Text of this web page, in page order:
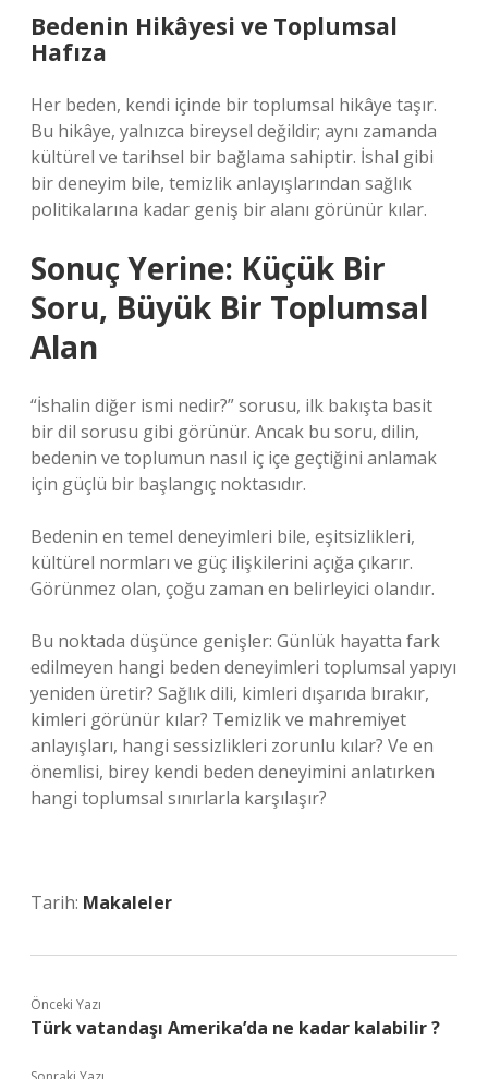
Bedenin Hikâyesi ve Toplumsal
Hafıza
Her beden, kendi içinde bir toplumsal hikâye taşır.
Bu hikâye, yalnızca bireysel değildir; aynı zamanda
kültürel ve tarihsel bir bağlama sahiptir. İshal gibi
bir deneyim bile, temizlik anlayışlarından sağlık
politikalarına kadar geniş bir alanı görünür kılar.
Sonuç Yerine: Küçük Bir
Soru, Büyük Bir Toplumsal
Alan
“İshalin diğer ismi nedir?” sorusu, ilk bakışta basit
bir dil sorusu gibi görünür. Ancak bu soru, dilin,
bedenin ve toplumun nasıl iç içe geçtiğini anlamak
için güçlü bir başlangıç noktasıdır.
Bedenin en temel deneyimleri bile, eşitsizlikleri,
kültürel normları ve güç ilişkilerini açığa çıkarır.
Görünmez olan, çoğu zaman en belirleyici olandır.
Bu noktada düşünce genişler: Günlük hayatta fark
edilmeyen hangi beden deneyimleri toplumsal yapıyı
yeniden üretir? Sağlık dili, kimleri dışarıda bırakır,
kimleri görünür kılar? Temizlik ve mahremiyet
anlayışları, hangi sessizlikleri zorunlu kılar? Ve en
önemlisi, birey kendi beden deneyimini anlatırken
hangi toplumsal sınırlarla karşılaşır?
Tarih: Makaleler
Önceki Yazı
Türk vatandaşı Amerika’da ne kadar kalabilir ?